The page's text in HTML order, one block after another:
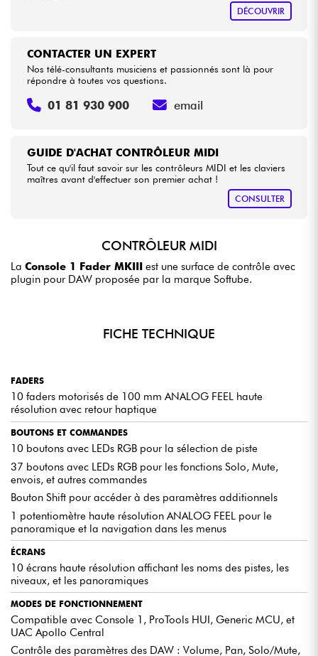
DÉCOUVRIR
GUIDE D'ACHAT CONTRÔLEUR MIDI
Tout ce qu'il faut savoir sur les contrôleurs MIDI et les claviers
maîtres avant d'effectuer son premier achat !
CONSULTER
CONTACTER UN EXPERT
Nos télé-consultants musiciens et passionnés sont là pour
répondre à toutes vos questions.
01 81 930 900 email
CONTRÔLEUR MIDI
La Console 1 Fader MKIII
est une surface de contrôle avec
plugin pour DAW proposée par la marque Softube.
FICHE TECHNIQUE
FADERS
10 faders motorisés de 100 mm ANALOG FEEL haute
résolution avec retour haptique
BOUTONS ET COMMANDES
10 boutons avec LEDs RGB pour la sélection de piste
37 boutons avec LEDs RGB pour les fonctions Solo, Mute,
envois, et autres commandes
Bouton Shift pour accéder à des paramètres additionnels
1 potentiomètre haute résolution ANALOG FEEL pour le
panoramique et la navigation dans les menus
ÉCRANS
10 écrans haute résolution affichant les noms des pistes, les
niveaux, et les panoramiques
MODES DE FONCTIONNEMENT
Compatible avec Console 1, ProTools HUI, Generic MCU, et
UAC Apollo Central
Contrôle des paramètres des DAW : Volume, Pan, Solo/Mute,